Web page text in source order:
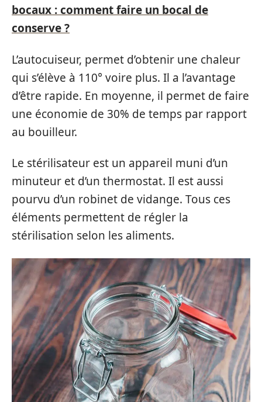
bocaux : comment faire un bocal de
conserve ?
L’autocuiseur, permet d’obtenir une chaleur
qui s’élève à 110° voire plus. Il a l’avantage
d’être rapide. En moyenne, il permet de faire
une économie de 30% de temps par rapport
au bouilleur.
Le stérilisateur est un appareil muni d’un
minuteur et d’un thermostat. Il est aussi
pourvu d’un robinet de vidange. Tous ces
éléments permettent de régler la
stérilisation selon les aliments.